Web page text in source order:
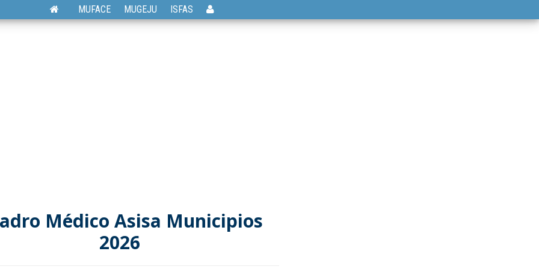
MUFACE MUGEJU ISFAS
Médico Asisa Municipios
2026